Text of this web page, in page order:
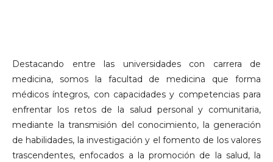
Destacando entre las universidades con carrera de
medicina, somos la facultad de medicina que forma
médicos íntegros, con capacidades y competencias para
enfrentar los retos de la salud personal y comunitaria,
mediante la transmisión del conocimiento, la generación
de habilidades, la investigación y el fomento de los valores
trascendentes, enfocados a la promoción de la salud, la